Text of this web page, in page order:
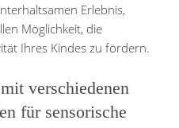
Erlebnis,
Möglichkeit, die
Ihres Kindes zu fördern.
verschiedenen
für sensorische